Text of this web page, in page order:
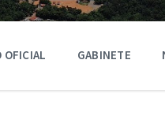
OFICIAL GABINETE